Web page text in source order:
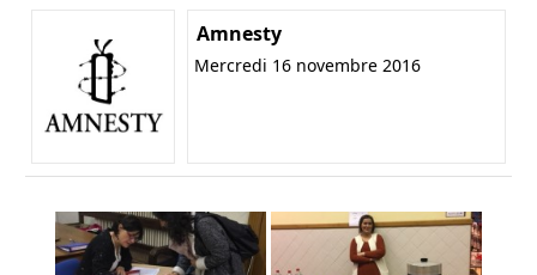
Amnesty
Mercredi 16 novembre 2016